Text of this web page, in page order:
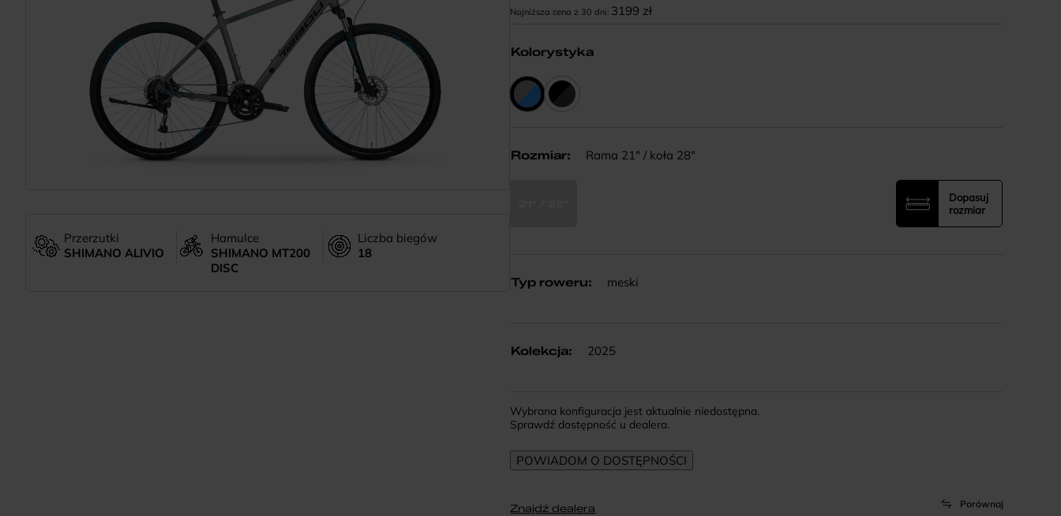
Przerzutki
SHIMANO ALIVIO
Hamulce
SHIMANO MT200
DISC
Liczba biegów
18
Najniższa cena z 30 dni: 3199 zł
Kolorystyka
Rozmiar: Rama 21" / koła 28"
Dopasuj
rozmiar
Typ roweru: meski
Kolekcja: 2025
Wybrana konfiguracja jest aktualnie niedostępna.
Sprawdź dostępność u dealera.
Porównaj
Znajdź dealera